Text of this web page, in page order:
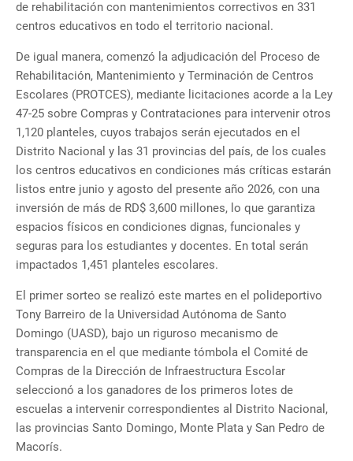
de rehabilitación con mantenimientos correctivos en 331
centros educativos en todo el territorio nacional.
De igual manera, comenzó la adjudicación del Proceso de
Rehabilitación, Mantenimiento y Terminación de Centros
Escolares (PROTCES), mediante licitaciones acorde a la Ley
47-25 sobre Compras y Contrataciones para intervenir otros
1,120 planteles, cuyos trabajos serán ejecutados en el
Distrito Nacional y las 31 provincias del país, de los cuales
los centros educativos en condiciones más críticas estarán
listos entre junio y agosto del presente año 2026, con una
inversión de más de RD$ 3,600 millones, lo que garantiza
espacios físicos en condiciones dignas, funcionales y
seguras para los estudiantes y docentes. En total serán
impactados 1,451 planteles escolares.
El primer sorteo se realizó este martes en el polideportivo
Tony Barreiro de la Universidad Autónoma de Santo
Domingo (UASD), bajo un riguroso mecanismo de
transparencia en el que mediante tómbola el Comité de
Compras de la Dirección de Infraestructura Escolar
seleccionó a los ganadores de los primeros lotes de
escuelas a intervenir correspondientes al Distrito Nacional,
las provincias Santo Domingo, Monte Plata y San Pedro de
Macorís.